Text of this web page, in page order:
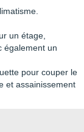
un étage,
également un
pour couper le
et assainissement